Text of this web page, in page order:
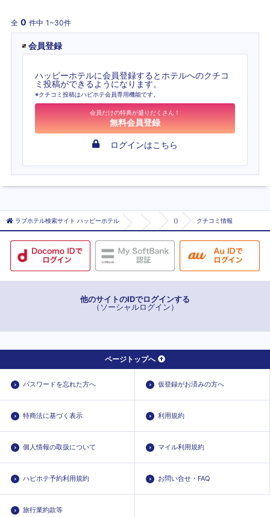
全 0 件中 1~30件
会員登録
ハッピーホテルに会員登録するとホテルへのクチコ
ミ投稿ができるようになります。
※クチコミ投稿はハピホテ会員専用機能です。
会員だけの特典が盛りだくさん！
無料会員登録
ログインはこちら
ラブホテル検索サイト ハッピーホテル () クチコミ情報
他のサイトのIDでログインする
（ソーシャルログイン）
ページトップへ
パスワードを忘れた方へ 仮登録がお済みの方へ
特商法に基づく表示 利用規約
個人情報の取扱について マイル利用規約
ハピホテ予約利用規約 お問い合せ・FAQ
旅行業約款等